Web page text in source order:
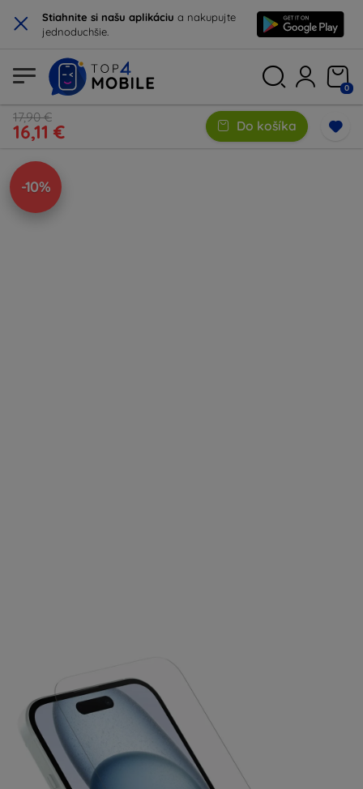
× Stiahnite si našu aplikáciu a nakupujte
jednoduchšie.
0
17,90 €
16,11 € Do košíka
-10%